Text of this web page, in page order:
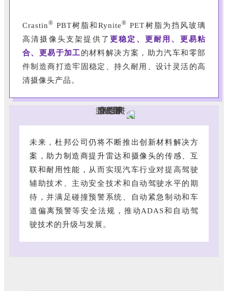
Crastin® PBT树脂和Rynite® PET树脂为挡风玻璃
高清摄像头支架提供了 更稳定、更耐用、更易粘
合、更易于加工的材料解决方案，助力汽车和零部
件制造商打造牢固稳定、持久耐用、设计灵活的高
清摄像头产品。
未来， 杜邦公司仍将不断推出创新材料解决方
案，助力制造商提升雷达和摄像头的传感、互
联和耐用性能， 从而实现汽车行业对提高驾驶
辅助技术、主动安全技术和自动驾驶水平的期
待，并满足碰撞预警系统、自动紧急制动和车
道偏离预警等安全法规，推动ADAS和自动驾
驶技术的升级与发展。